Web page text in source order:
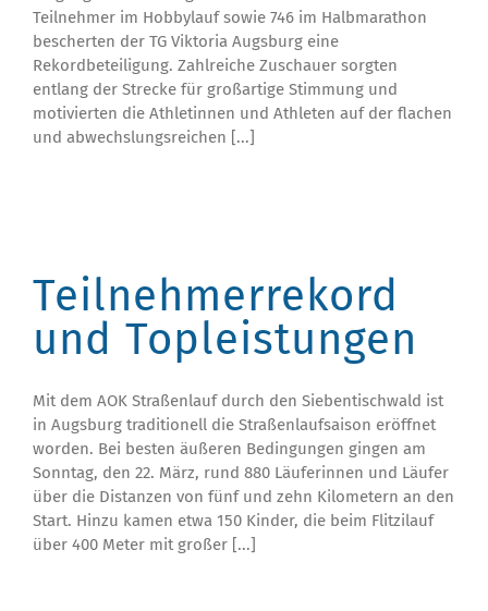
Teilnehmer im Hobbylauf sowie 746 im Halbmarathon
bescherten der TG Viktoria Augsburg eine
Rekordbeteiligung. Zahlreiche Zuschauer sorgten
entlang der Strecke für großartige Stimmung und
motivierten die Athletinnen und Athleten auf der flachen
und abwechslungsreichen [...]
Teilnehmerrekord
und Topleistungen
Mit dem AOK Straßenlauf durch den Siebentischwald ist
in Augsburg traditionell die Straßenlaufsaison eröffnet
worden. Bei besten äußeren Bedingungen gingen am
Sonntag, den 22. März, rund 880 Läuferinnen und Läufer
über die Distanzen von fünf und zehn Kilometern an den
Start. Hinzu kamen etwa 150 Kinder, die beim Flitzilauf
über 400 Meter mit großer [...]